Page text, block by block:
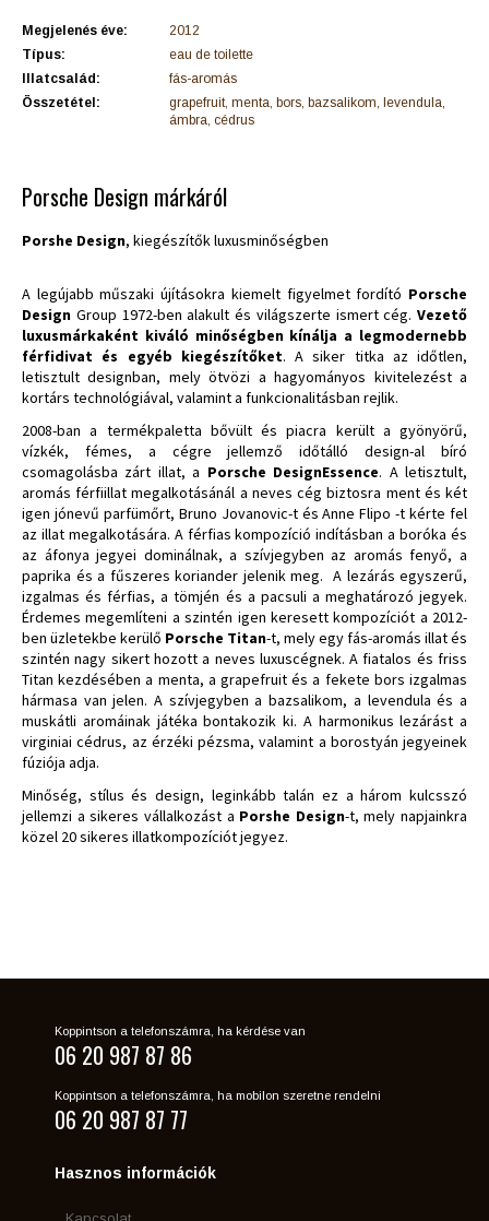
Megjelenés éve:
2012
Típus:
eau de toilette
Illatcsalád:
fás-aromás
Összetétel:
grapefruit, menta, bors, bazsalikom, levendula,
ámbra, cédrus
Porsche Design márkáról
Porshe Design, kiegészítők luxusminőségben
A legújabb műszaki újításokra kiemelt figyelmet fordító Porsche
Design Group 1972-ben alakult és világszerte ismert cég. Vezető
luxusmárkaként kiváló minőségben kínálja a legmodernebb
férfidivat és egyéb kiegészítőket. A siker titka az időtlen,
letisztult designban, mely ötvözi a hagyományos kivitelezést a
kortárs technológiával, valamint a funkcionalitásban rejlik.
2008-ban a termékpaletta bővült és piacra került a gyönyörű,
vízkék, fémes, a cégre jellemző időtálló design-al bíró
csomagolásba zárt illat, a Porsche DesignEssence. A letisztult,
aromás férfiillat megalkotásánál a neves cég biztosra ment és két
igen jónevű parfümőrt, Bruno Jovanovic-t és Anne Flipo -t kérte fel
az illat megalkotására. A férfias kompozíció indításban a boróka és
az áfonya jegyei dominálnak, a szívjegyben az aromás fenyő, a
paprika és a fűszeres koriander jelenik meg. A lezárás egyszerű,
izgalmas és férfias, a tömjén és a pacsuli a meghatározó jegyek.
Érdemes megemlíteni a szintén igen keresett kompozíciót a 2012-
ben üzletekbe kerülő Porsche Titan-t, mely egy fás-aromás illat és
szintén nagy sikert hozott a neves luxuscégnek. A fiatalos és friss
Titan kezdésében a menta, a grapefruit és a fekete bors izgalmas
hármasa van jelen. A szívjegyben a bazsalikom, a levendula és a
muskátli aromáinak játéka bontakozik ki. A harmonikus lezárást a
virginiai cédrus, az érzéki pézsma, valamint a borostyán jegyeinek
fúziója adja.
Minőség, stílus és design, leginkább talán ez a három kulcsszó
jellemzi a sikeres vállalkozást a Porshe Design-t, mely napjainkra
közel 20 sikeres illatkompozíciót jegyez.
Koppintson a telefonszámra, ha kérdése van
06 20 987 87 86
Koppintson a telefonszámra, ha mobilon szeretne rendelni
06 20 987 87 77
Hasznos információk